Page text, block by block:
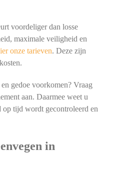
voordeliger dan losse
maximale veiligheid en
onze tarieven. Deze zijn
gedoe voorkomen? Vraag
aan. Daarmee weet u
op tijd wordt gecontroleerd en
in